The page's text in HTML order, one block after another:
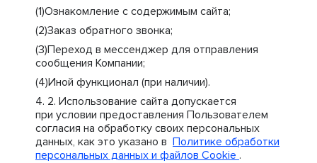
Ознакомление с содержимым сайта;
Заказ обратного звонка;
Переход в мессенджер для отправления
сообщения Компании;
Иной функционал (при наличии).
Использование сайта допускается
при условии предоставления Пользователем
согласия на обработку своих персональных
данных, как это указано в Политике обработки
персональных данных и файлов Cookie .